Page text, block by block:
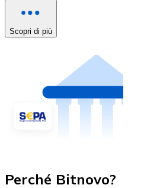
Scopri di più
Perché Bitnovo?